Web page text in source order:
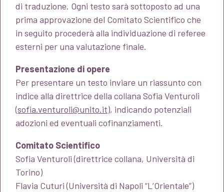
di traduzione. Ogni testo sarà sottoposto ad una
prima approvazione del Comitato Scientifico che
in seguito procederà alla individuazione di referee
esterni per una valutazione finale.
Presentazione di opere
Per presentare un testo inviare un riassunto con
indice alla direttrice della collana Sofia Venturoli
(sofia.venturoli@unito.it), indicando potenziali
adozioni ed eventuali cofinanziamenti.
Comitato Scientifico
Sofia Venturoli (direttrice collana, Università di
Torino)
Flavia Cuturi (Università di Napoli “L’Orientale”)